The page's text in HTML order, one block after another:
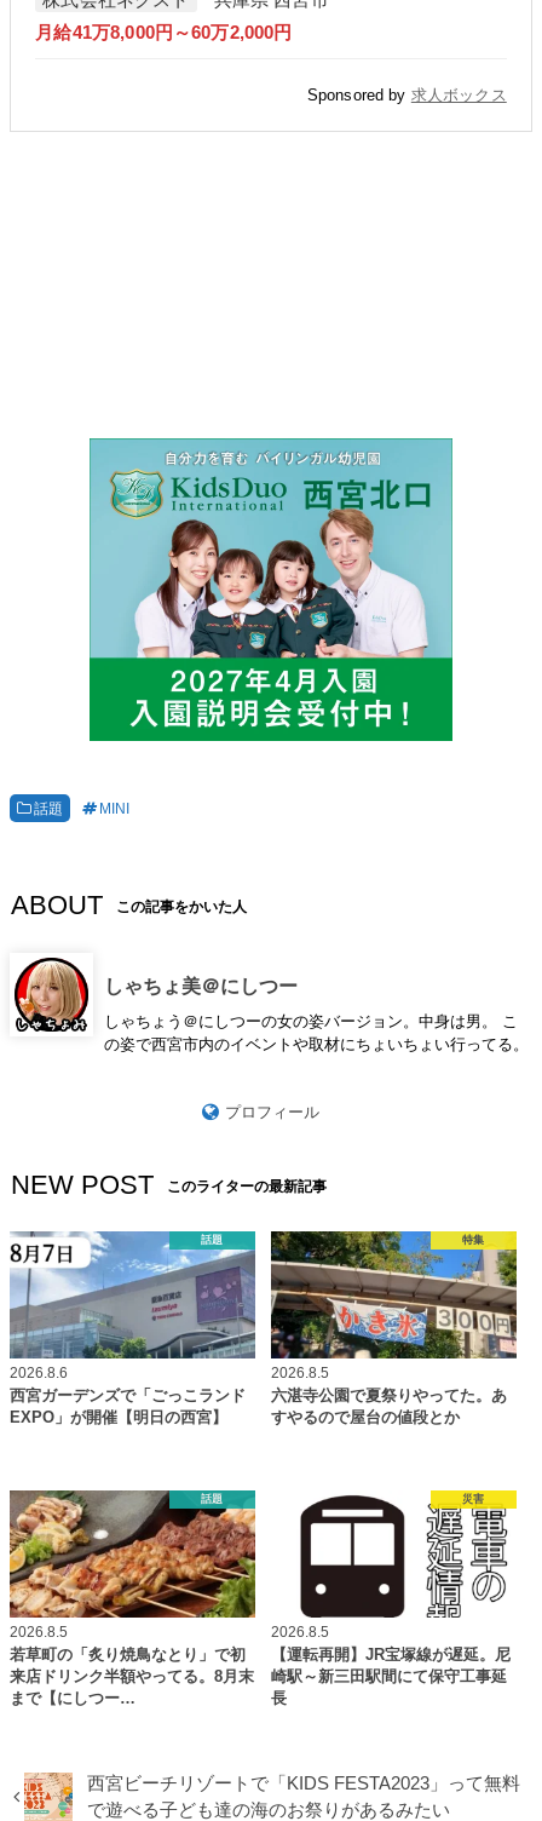
月給41万8,000円～60万2,000円
Sponsored by 求人ボックス
話題 MINI
ABOUT この記事をかいた人
しゃちょ美＠にしつー
しゃちょう＠にしつーの女の姿バージョン。中身は男。 こ
の姿で西宮市内のイベントや取材にちょいちょい行ってる。
プロフィール
NEW POST このライターの最新記事
話題
2026.8.6
西宮ガーデンズで「ごっこランド
EXPO」が開催【明日の西宮】
特集
2026.8.5
六湛寺公園で夏祭りやってた。あ
すやるので屋台の値段とか
話題
2026.8.5
若草町の「炙り焼鳥なとり」で初
来店ドリンク半額やってる。8月末
まで【にしつー…
災害
2026.8.5
【運転再開】JR宝塚線が遅延。尼
崎駅～新三田駅間にて保守工事延
長
西宮ビーチリゾートで「KIDS FESTA2023」って無料
で遊べる子ども達の海のお祭りがあるみたい